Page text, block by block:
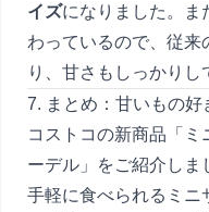
イズになりました。ま
わっているので、従来
り、甘さもしっかりし
7. まとめ：甘いもの好
コストコの新商品「
ーデル」をご紹介しま
手軽に食べられるミニ